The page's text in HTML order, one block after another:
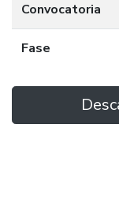
Convocatoria
Fase